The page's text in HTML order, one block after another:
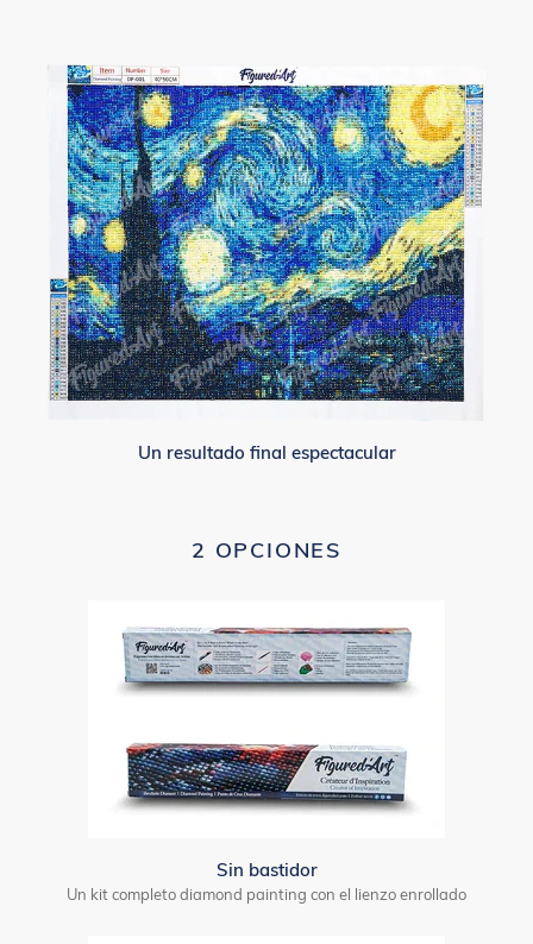
Un resultado final espectacular
2 OPCIONES
Sin bastidor
Un kit completo diamond painting con el lienzo enrollado